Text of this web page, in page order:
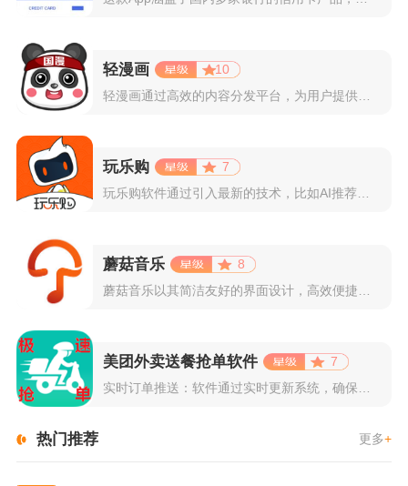
轻漫画
10
轻漫画通过高效的内容分发平台，为用户提供高清、全彩的漫画阅读...
玩乐购
7
玩乐购软件通过引入最新的技术，比如AI推荐算法、AR试穿功能...
蘑菇音乐
8
美团外卖送餐抢单软件
7
热门推荐 更多+